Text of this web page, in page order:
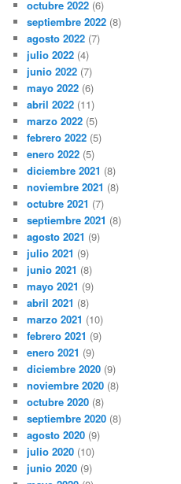
octubre 2022 (6)
septiembre 2022 (8)
agosto 2022 (7)
julio 2022 (4)
junio 2022 (7)
mayo 2022 (6)
abril 2022 (11)
marzo 2022 (5)
febrero 2022 (5)
enero 2022 (5)
diciembre 2021 (8)
noviembre 2021 (8)
octubre 2021 (7)
septiembre 2021 (8)
agosto 2021 (9)
julio 2021 (9)
junio 2021 (8)
mayo 2021 (9)
abril 2021 (8)
marzo 2021 (10)
febrero 2021 (9)
enero 2021 (9)
diciembre 2020 (9)
noviembre 2020 (8)
octubre 2020 (8)
septiembre 2020 (8)
agosto 2020 (9)
julio 2020 (10)
junio 2020 (9)